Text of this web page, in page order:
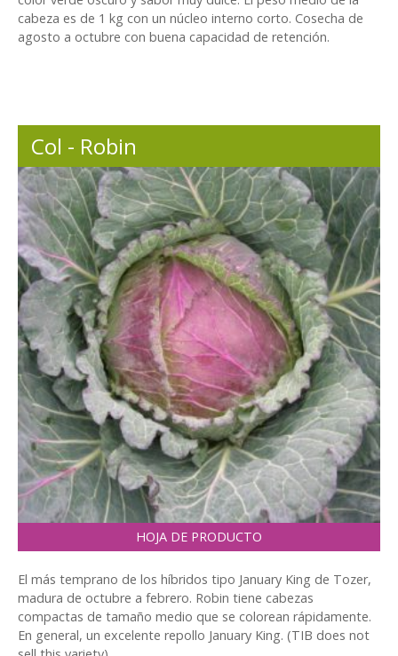
cabeza es de 1 kg con un núcleo interno corto. Cosecha de
agosto a octubre con buena capacidad de retención.
Col - Robin
HOJA DE PRODUCTO
El más temprano de los híbridos tipo January King de Tozer,
madura de octubre a febrero. Robin tiene cabezas
compactas de tamaño medio que se colorean rápidamente.
En general, un excelente repollo January King. (TIB does not